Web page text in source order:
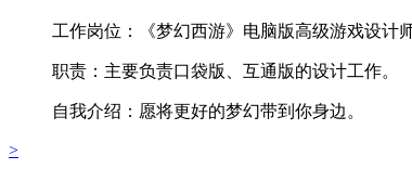
工作岗位： 《梦幻西游》电脑版高级游戏设计
职责： 主要负责口袋版、互通版的设计工作。
自我介绍： 愿将更好的梦幻带到你身边。
>